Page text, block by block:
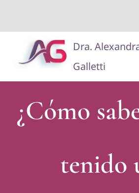
contenido
Dra.
Galletti
¿Cómo
tenido